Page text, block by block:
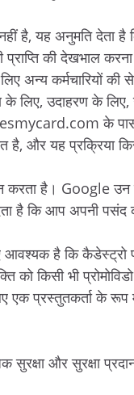
है, यह अनुमति देता
प्राप्ति की देखभाल
अन्य कर्मचारियों
लिए, उदाहरण के लिए,
के
है, और यह प्रक्रिया
है। Google उन
है कि आप अपनी
आवश्यक है कि कैडेस्ट्रो
को किसी भी
एक प्रस्तुतकर्ता के
और सुरक्षा